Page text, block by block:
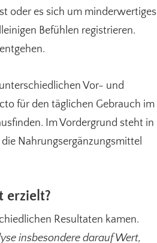
oder es sich um minderwertiges
Befühlen registrieren.
Vor- und
für den täglichen Gebrauch im
Im Vordergrund steht in
Nahrungsergänzungsmittel
erzielt?
Resultaten kamen.
insbesondere darauf Wert,